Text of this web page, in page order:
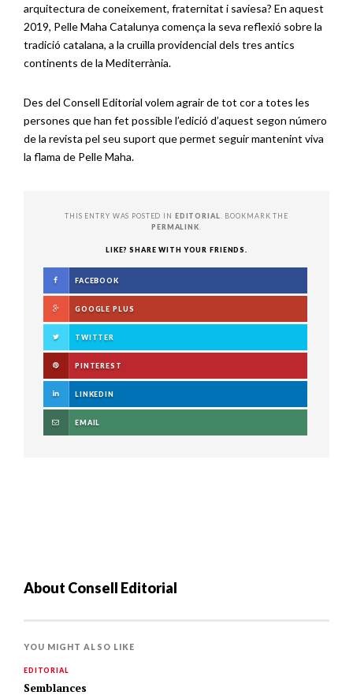
arquitectura de coneixement, fraternitat i saviesa? En aquest
2019, Pelle Maha Catalunya comença la seva reflexió sobre la
tradició catalana, a la cruïlla providencial dels tres antics
continents de la Mediterrània.
Des del Consell Editorial volem agrair de tot cor a totes les
persones que han fet possible l’edició d’aquest segon número
de la revista pel seu suport que permet seguir mantenint viva
la flama de Pelle Maha.
THIS ENTRY WAS POSTED IN EDITORIAL
. BOOKMARK THE
PERMALINK
LIKE? SHARE WITH YOUR FRIENDS.
FACEBOOK
GOOGLE PLUS
TWITTER
PINTEREST
LINKEDIN
EMAIL
About Consell Editorial
YOU MIGHT ALSO LIKE
EDITORIAL
Semblances